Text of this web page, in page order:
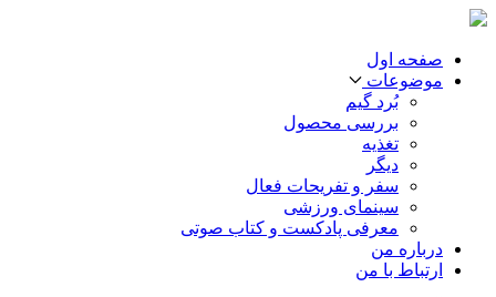
صفحه اول
موضوعات
بُرد گیم
بررسی محصول
تغذیه
دیگر
سفر و تفریحات فعال
سینمای ورزشی
معرفی پادکست و کتاب صوتی
درباره من
ارتباط با من